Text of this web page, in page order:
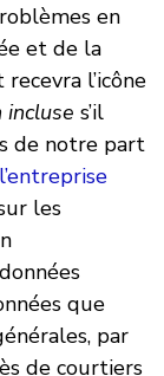
en
et de la
l’icône
incluse s’il
de notre part
les
que
par
de courtiers